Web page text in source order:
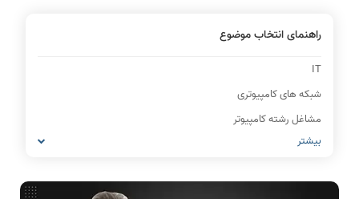
راهنمای انتخاب موضوع
IT
شبکه های کامپیوتری
مشاغل رشته کامپیوتر
معماری کامپیوتر
بیشتر